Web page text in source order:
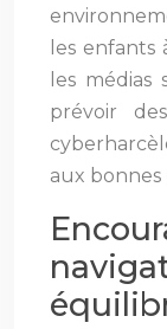
les
les
prévoir
aux bonnes